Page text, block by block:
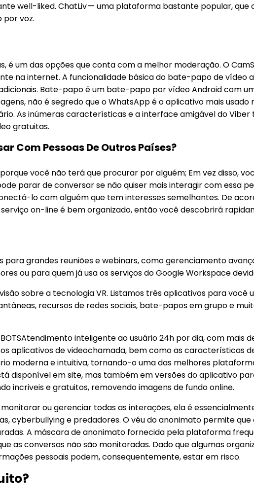
well-liked. ChatLiv — uma plataforma bastante popular,
voz.
é um das opções que conta com a melhor moderação. O
na internet. A funcionalidade básica do bate-papo de
Bate-papo é um bate-papo por vídeo Android com
não é segredo que o WhatsApp é o aplicativo mais
As inúmeras características e a interface amigável do
gratuitas.
Com Pessoas De Outros Países?
você não terá que procurar por alguém; Em vez disso,
parar de conversar se não quiser mais interagir com essa
lo com alguém que tem interesses semelhantes. De
on-line é bem organizado, então você descobrirá
grandes reuniões e webinars, como gerenciamento
ou para quem já usa os serviços do Google Workspace
sobre a tecnologia VR. Listamos três aplicativos para
recursos de redes sociais, bate-papos em grupo e
BOTSAtendimento inteligente ao usuário 24h por dia, com
aplicativos de videochamada, bem como as características
moderna e intuitiva, tornando-o uma das melhores
disponível em site, mas também em versões do aplicativo
incriveis e gratuitos, removendo imagens de fundo online.
ou gerenciar todas as interações, ela é
cyberbullying e predadores. O véu do anonimato permite
A máscara de anonimato fornecida pela plataforma
as conversas não são monitoradas. Dado que algumas
pessoais podem, consequentemente, estar em risco.